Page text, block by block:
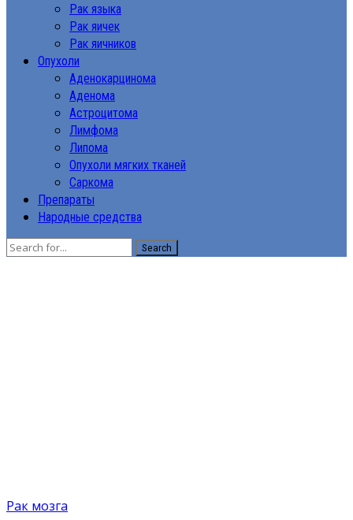
Рак языка
Рак яичек
Рак яичников
Опухоли
Аденокарцинома
Аденома
Астроцитома
Лимфома
Липома
Опухоли мягких тканей
Саркома
Препараты
Народные средства
Search
Рак мозга